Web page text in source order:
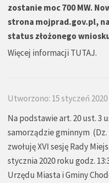
zostanie moc 700 MW.
strona mojprad.gov.pl,
status złożonego
Więcej informacji TUTAJ.
Utworzono: 15 styczeń 2020
Na podstawie art. 20 ust. 3
samorządzie gminnym (Dz.
zwołuję XVI sesję Rady
stycznia 2020 roku godz.
Urzędu Miasta i Gminy